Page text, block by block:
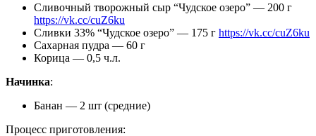
Сливочный творожный сыр “Чудское озеро” — 200 г
https://vk.cc/cuZ6ku
Сливки 33% “Чудское озеро” — 175 г https://vk.cc/cuZ6ku
Сахарная пудра — 60 г
Корица — 0,5 ч.л.
Начинка:
Банан — 2 шт (средние)
Процесс приготовления: